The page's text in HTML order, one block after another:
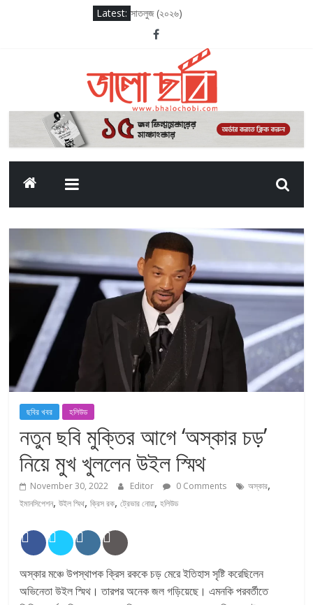
Latest: সাতলুজ (২০২৬)
আদর্শ বাল বিদ্যালয় (২০২৬)
সাকসেশন সিজন থ্রি
লগ আউট (২০২৫)
দ্য ওডিসি (২০২৬)
ছবির খবর হলিউড
নতুন ছবি মুক্তির আগে ‘অস্কার চড়’
নিয়ে মুখ খুললেন উইল স্মিথ
November 30, 2022 Editor 0 Comments অস্কার,
ইমানসিপেশন,উইল স্মিথ,ক্রিস রক,ট্রেভার নোয়া,হলিউড
অস্কার মঞ্চে উপস্থাপক ক্রিস রককে চড় মেরে ইতিহাস সৃষ্টি করেছিলেন
অভিনেতা উইল স্মিথ। তারপর অনেক জল গড়িয়েছে। এমনকি পরবর্তীতে